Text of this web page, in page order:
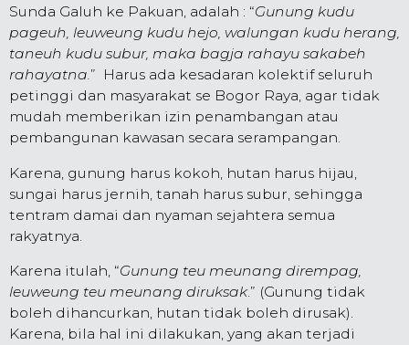
Sunda Galuh ke Pakuan, adalah : “Gunung kudu
pageuh, leuweung kudu hejo, walungan kudu herang,
taneuh kudu subur, maka bagja rahayu sakabeh
rahayatna.” Harus ada kesadaran kolektif seluruh
petinggi dan masyarakat se Bogor Raya, agar tidak
mudah memberikan izin penambangan atau
pembangunan kawasan secara serampangan.
Karena, gunung harus kokoh, hutan harus hijau,
sungai harus jernih, tanah harus subur, sehingga
tentram damai dan nyaman sejahtera semua
rakyatnya.
Karena itulah, “Gunung teu meunang dirempag,
leuweung teu meunang diruksak.” (Gunung tidak
boleh dihancurkan, hutan tidak boleh dirusak).
Karena, bila hal ini dilakukan, yang akan terjadi